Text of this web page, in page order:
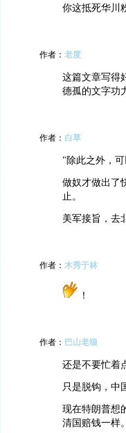
你这抵死华川
作者： 老度
这篇文章写得
德孤的文字功
作者： 白草
"除此之外，
做奴才做出了
止。
美军接旨，去
作者： 木秀于林
！
作者： 巴山老狼
还是不要忙着
只是脱钩，中
现在特朗普想
清国赔钱一样。